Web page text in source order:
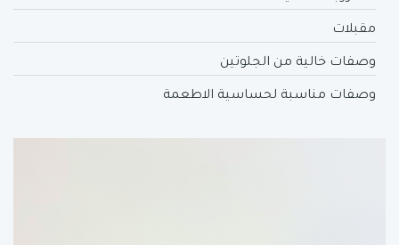
مقبلات
وصفات خالية من الجلوتين
وصفات مناسبة لحساسية الاطعمة